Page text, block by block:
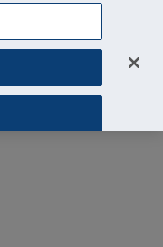
Accedi all'area riservata